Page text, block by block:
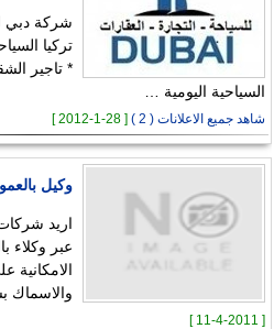
شركة دبي
تركيا
* تاجير
السياحية اليومية …
شاهد جميع الاعلانات ( 2 ) [ 28-1-2012 ]
وكيل
اريد
عبر وكلاء
الامكانية
والاسماك
[ 11-4-2011 ]